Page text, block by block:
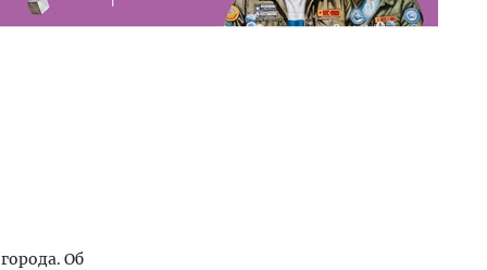
Об